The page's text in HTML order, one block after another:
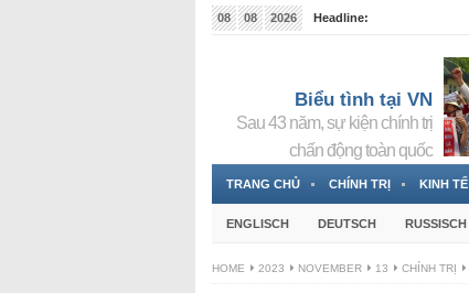
08 08 2026
Headline:
Biểu tình tại VN
Sau 43 năm, sự kiện chính trị
chấn động toàn quốc
TRANG CHỦ CHÍNH TRỊ KINH TẾ
ENGLISCH DEUTSCH RUSSISCH
HOME 2023 NOVEMBER 13 CHÍNH TRỊ